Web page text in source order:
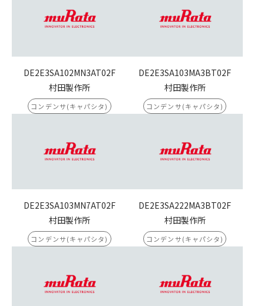
DE2E3SA102MN3AT02F
村田製作所
コンデンサ(キャパシタ)
DE2E3SA103MA3BT02F
村田製作所
コンデンサ(キャパシタ)
DE2E3SA103MN7AT02F
村田製作所
コンデンサ(キャパシタ)
DE2E3SA222MA3BT02F
村田製作所
コンデンサ(キャパシタ)